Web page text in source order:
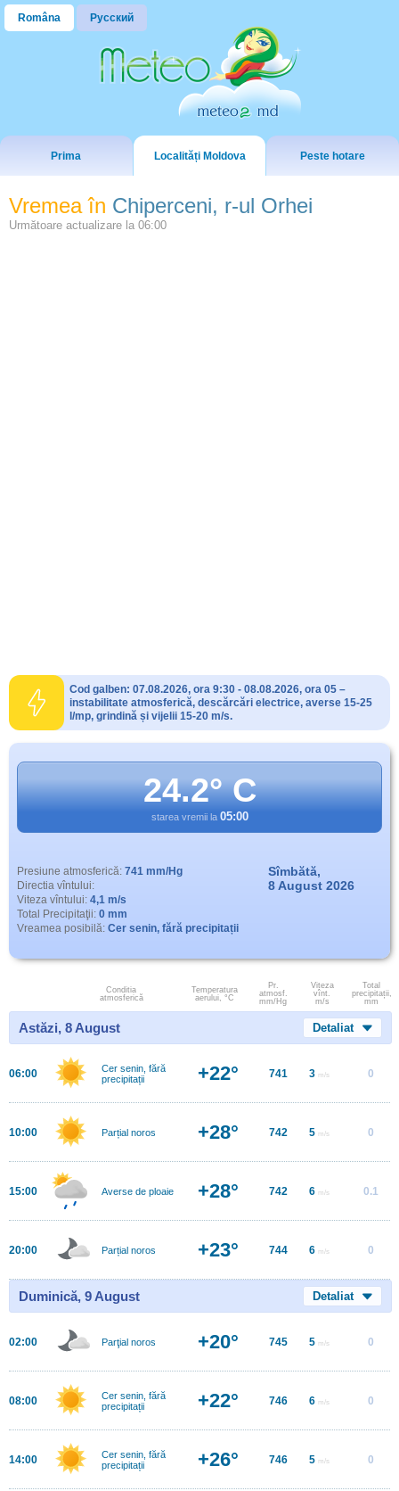
Româna Русский
Prima Localități Moldova Peste hotare
Vremea în Chiperceni, r-ul Orhei
Următoare actualizare la 06:00
Cod galben: 07.08.2026, ora 9:30 - 08.08.2026, ora 05 –
instabilitate atmosferică, descărcări electrice, averse 15-25
l/mp, grindină și vijelii 15-20 m/s.
24.2° C
starea vremii la 05:00
Presiune atmosferică: 741 mm/Hg
Directia vîntului:
Viteza vîntului: 4,1 m/s
Total Precipitaţii: 0 mm
Vreamea posibilă: Cer senin, fără precipitații
Sîmbătă,
8 August 2026
Conditia
atmosferică
Temperatura
aerului, °C
Pr.
atmosf.
mm/Hg
Viteza
vînt.
m/s
Total
precipitații,
mm
Astăzi, 8 August Detaliat
06:00
Cer senin, fără
precipitații
+22° 741 3 m/s 0
10:00 Parțial noros +28° 742 5 m/s 0
15:00 Averse de ploaie +28° 742 6 m/s 0.1
20:00 Parțial noros +23° 744 6 m/s 0
Duminică, 9 August Detaliat
02:00 Parţial noros +20° 745 5 m/s 0
08:00
Cer senin, fără
precipitații
+22° 746 6 m/s 0
14:00
Cer senin, fără
precipitații
+26° 746 5 m/s 0